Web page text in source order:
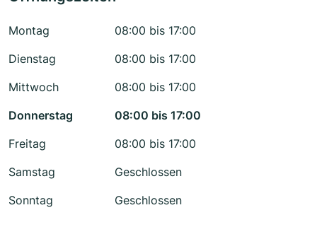
Montag
08:00 bis 17:00
Dienstag
08:00 bis 17:00
Mittwoch
08:00 bis 17:00
Donnerstag
08:00 bis 17:00
Freitag
08:00 bis 17:00
Samstag
Geschlossen
Sonntag
Geschlossen